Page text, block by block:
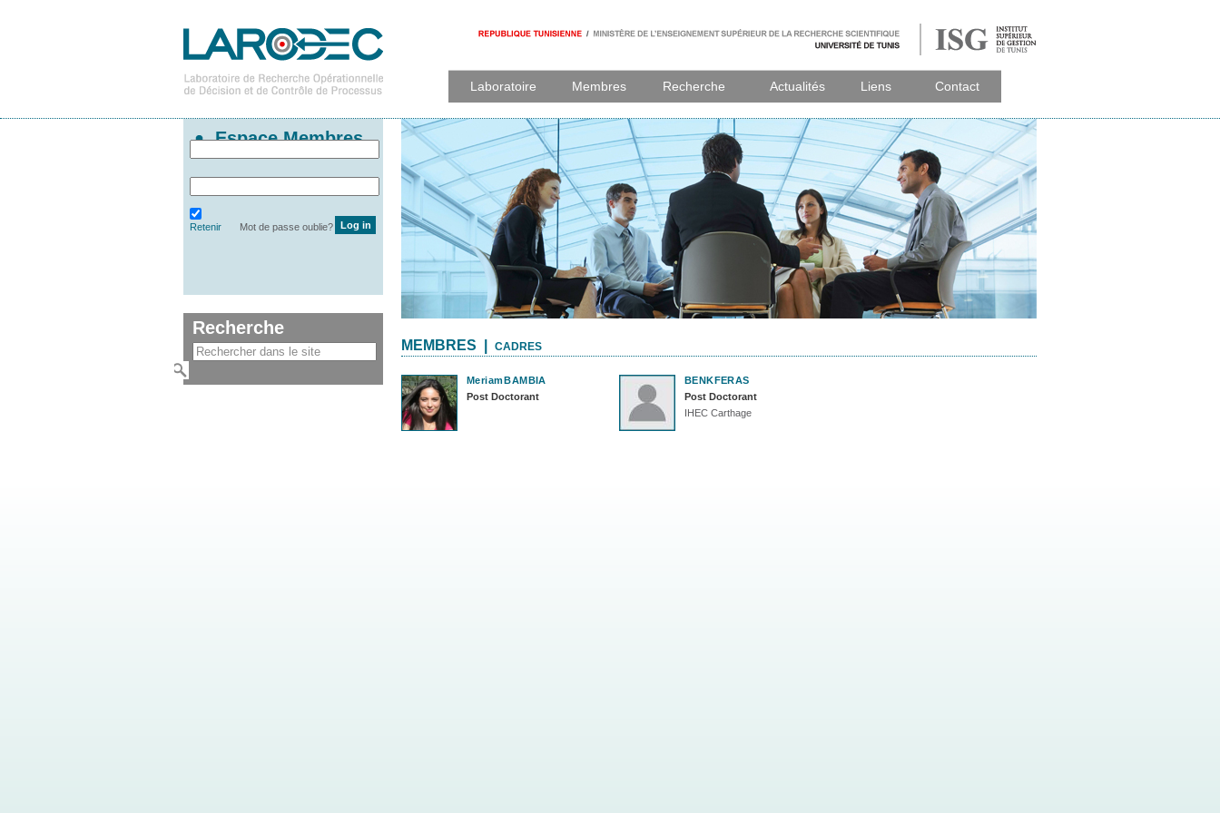
Laboratoire Membres Recherche Actualités Liens Contact
MEMBRES | CADRES
MeriamBAMBIA
Post Doctorant
BENKFERAS
Post Doctorant
IHEC Carthage
Espace Membres
Retenir Mot de passe oublie?
Recherche